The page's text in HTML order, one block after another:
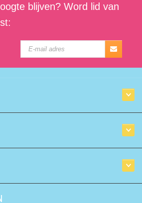
blijven? Word lid van